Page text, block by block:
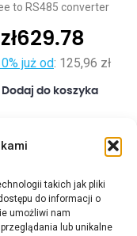
takich jak pliki
do informacji o
umożliwi nam
lub unikalne
to RS485 converter
zł629.78
0% już od: 125,96 zł
Dodaj do koszyka